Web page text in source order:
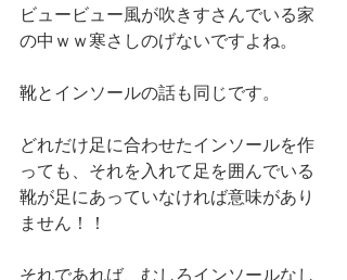
ビュービュー風が吹きすさんでいる家
の中ｗｗ寒さしのげないですよね。
靴とインソールの話も同じです。
どれだけ足に合わせたインソールを作
っても、それを入れて足を囲んでいる
靴が足にあっていなければ意味があり
ません！！
それであれば、むしろインソールなし